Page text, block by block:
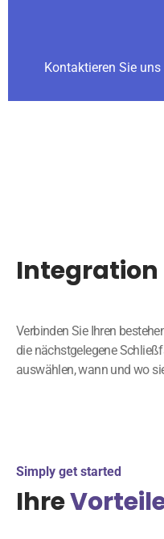
Kontaktieren Sie uns
Integration
Verbinden Sie Ihren
die nächstgelegene
auswählen, wann und wo
Simply get started
Ihre